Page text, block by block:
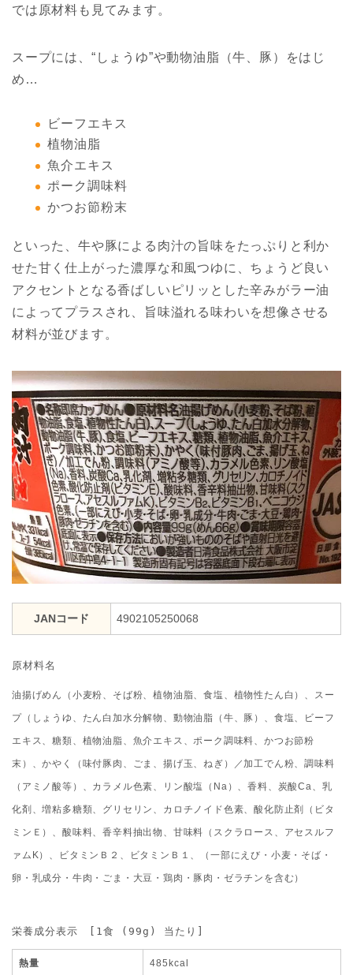
では原材料も見てみます。
スープには、“しょうゆ”や動物油脂（牛、豚）をはじ
め…
ビーフエキス
植物油脂
魚介エキス
ポーク調味料
かつお節粉末
といった、牛や豚による肉汁の旨味をたっぷりと利か
せた甘く仕上がった濃厚な和風つゆに、ちょうど良い
アクセントとなる香ばしいピリッとした辛みがラー油
によってプラスされ、旨味溢れる味わいを想像させる
材料が並びます。
JANコード 4902105250068
原材料名
油揚げめん（小麦粉、そば粉、植物油脂、食塩、植物性たん白）、スー
プ（しょうゆ、たん白加水分解物、動物油脂（牛、豚）、食塩、ビーフ
エキス、糖類、植物油脂、魚介エキス、ポーク調味料、かつお節粉
末）、かやく（味付豚肉、ごま、揚げ玉、ねぎ）／加工でん粉、調味料
（アミノ酸等）、カラメル色素、リン酸塩（Na）、香料、炭酸Ca、乳
化剤、増粘多糖類、グリセリン、カロチノイド色素、酸化防止剤（ビタ
ミンＥ）、酸味料、香辛料抽出物、甘味料（スクラロース、アセスルフ
ァムK）、ビタミンＢ２、ビタミンＢ１、（一部にえび・小麦・そば・
卵・乳成分・牛肉・ごま・大豆・鶏肉・豚肉・ゼラチンを含む）
栄養成分表示　[1食 (99g) 当たり]
熱量 485kcal